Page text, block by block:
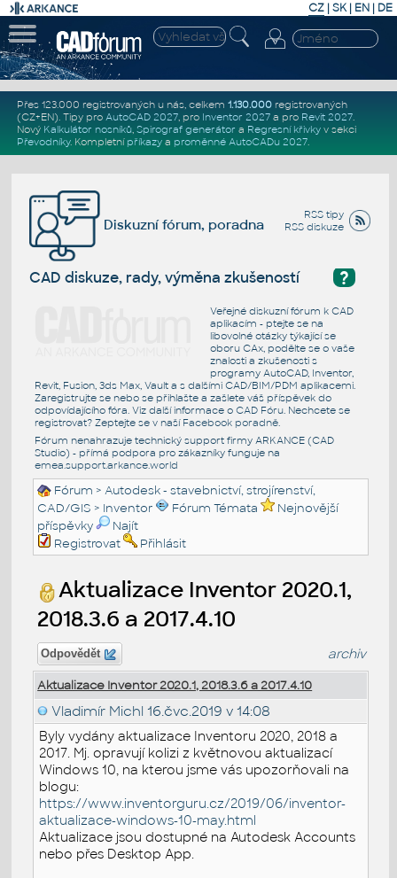
CZ | SK| EN | DE
Přes 123.000 registrovaných u nás, celkem 1.130.000registrovaných
(CZ+EN). Tipy pro AutoCAD 2027, pro Inventor 2027a pro Revit 2027.
Nový Kalkulátor nosníků, Spirograf generátor a Regresní křivkyv sekci
Převodníky. Kompletní příkazya proměnné AutoCADu 2027.
RSS tipy
RSS diskuze
Diskuzní fórum, poradna
?
CAD diskuze, rady, výměna zkušeností
Veřejné diskuzní fórum k CAD
aplikacím - ptejte se na
libovolné otázky týkající se
oboru CAx, podělte se o vaše
znalosti a zkušenosti s
programy AutoCAD, Inventor,
Revit, Fusion, 3ds Max, Vault a s dalšími CAD/BIM/PDM aplikacemi.
Zaregistrujte se nebo se přihlašte a zašlete váš příspěvek do
odpovídajícího fóra. Viz další informace o CAD Fóru. Nechcete se
registrovat? Zeptejte se v naší Facebook poradně.
Fórum nenahrazuje technický support firmy ARKANCE (CAD
Studio) - přímá podpora pro zákazníky funguje na
emea.support.arkance.world
Fórum >Autodesk - stavebnictví, strojírenství,
CAD/GIS > Inventor Fórum Témata
Nejnovější
příspěvky
Najít
Registrovat
Přihlásit
Aktualizace Inventor 2020.1,
2018.3.6 a 2017.4.10
Odpovědět archiv
Aktualizace Inventor 2020.1, 2018.3.6 a 2017.4.10
Vladimír Michl 16.čvc.2019 v 14:08
Byly vydány aktualizace Inventoru 2020, 2018 a
2017. Mj. opravují kolizi z květnovou aktualizací
Windows 10, na kterou jsme vás upozorňovali na
blogu:
https://www.inventorguru.cz/2019/06/inventor-
aktualizace-windows-10-may.html
Aktualizace jsou dostupné na Autodesk Accounts
nebo přes Desktop App.